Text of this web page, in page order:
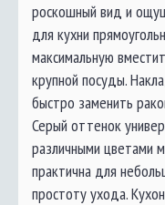
роскошный вид и
для кухни
максимальную
крупной посуды.
быстро заменить
Серый оттенок
различными цветами
практична для
простоту ухода.